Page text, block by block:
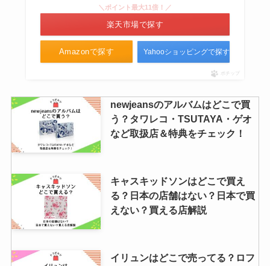
Amazonで探す
＼ポイント最大11倍！／
楽天市場で探す
Yahooショッピングで探す
ポチップ
newjeansのアルバムはどこで買
う？タワレコ・TSUTAYA・ゲオ
など取扱店＆特典をチェック！
キャスキッドソンはどこで買え
る？日本の店舗はない？日本で買
えない？買える店解説
イリュンはどこで売ってる？ロフ